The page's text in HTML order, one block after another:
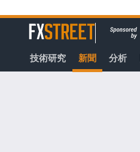
至
容
FXStreet
技術研究 新聞 分析